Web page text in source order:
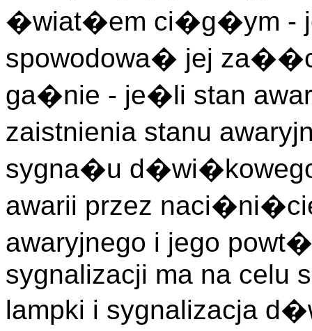
�wiat�em ci�g�ym -
spowodowa� jej
ga�nie - je�li stan
zaistnienia stanu
sygna�u
awarii przez
awaryjnego i jego
sygnalizacji ma na celu
lampki i sygnalizacja